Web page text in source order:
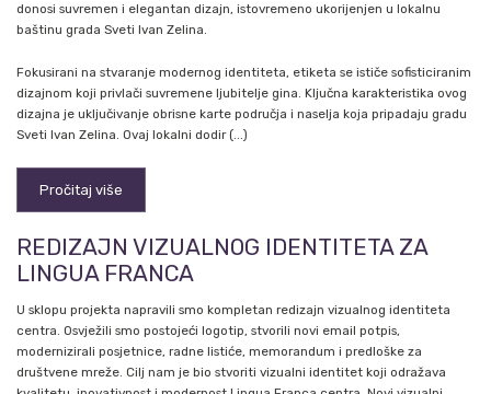
donosi suvremen i elegantan dizajn, istovremeno ukorijenjen u lokalnu
baštinu grada Sveti Ivan Zelina.
Fokusirani na stvaranje modernog identiteta, etiketa se ističe sofisticiranim
dizajnom koji privlači suvremene ljubitelje gina. Ključna karakteristika ovog
dizajna je uključivanje obrisne karte područja i naselja koja pripadaju gradu
Sveti Ivan Zelina. Ovaj lokalni dodir (...)
Pročitaj više
REDIZAJN VIZUALNOG IDENTITETA ZA
LINGUA FRANCA
U sklopu projekta napravili smo kompletan redizajn vizualnog identiteta
centra. Osvježili smo postojeći logotip, stvorili novi email potpis,
modernizirali posjetnice, radne listiće, memorandum i predloške za
društvene mreže. Cilj nam je bio stvoriti vizualni identitet koji odražava